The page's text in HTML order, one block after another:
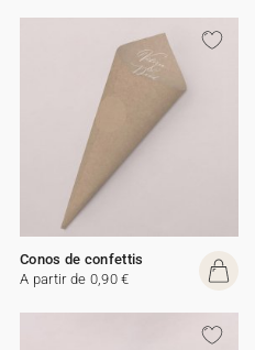
Conos de confettis
A partir de 0,90 €